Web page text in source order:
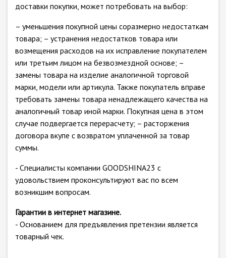
доставки покупки, может потребовать на выбор:
– уменьшения покупной цены соразмерно недостаткам
товара; – устранения недостатков товара или
возмещения расходов на их исправление покупателем
или третьим лицом на безвозмездной основе; –
замены товара на изделие аналогичной торговой
марки, модели или артикула. Также покупатель вправе
требовать замены товара ненадлежащего качества на
аналогичный товар иной марки. Покупная цена в этом
случае подвергается перерасчету; – расторжения
договора вкупе с возвратом уплаченной за товар
суммы.
- Специалисты компании GOODSHINA23 с
удовольствием проконсультируют вас по всем
возникшим вопросам.
Гарантии в интернет магазине.
- Основанием для предъявления претензии является
товарный чек.